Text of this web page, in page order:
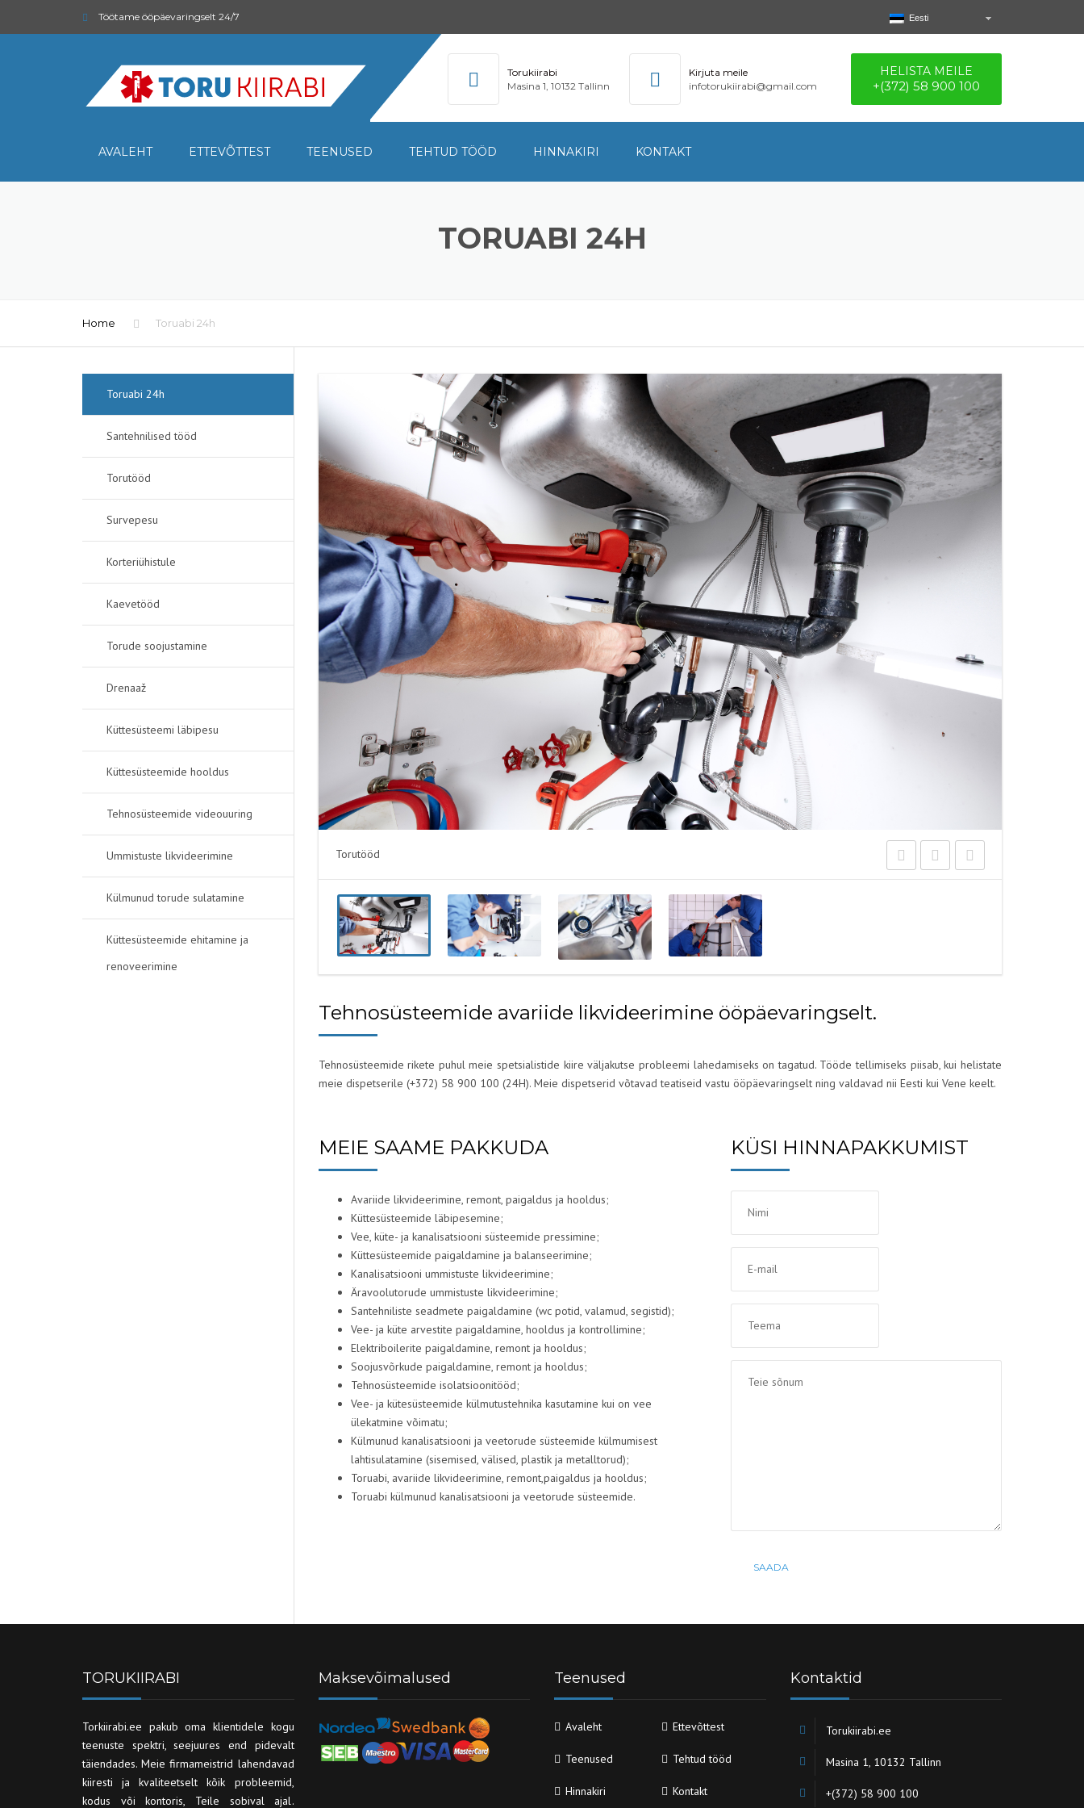
Töötame ööpäevaringselt 24/7 Eesti
Torukiirabi
Masina 1, 10132 Tallinn
Kirjuta meile
infotorukiirabi@gmail.com
HELISTA MEILE
+(372) 58 900 100
AVALEHT ETTEVÕTTEST TEENUSED
KÜTTESÜSTEEMIDE HOOLDUS
TORUTÖÖD
TORUDE SOOJUSTAMINE
TORUDE SULATAMINE
KAEVETÖÖD
KÜTTESÜSTEEMIDE EHITAMINE
VIDEOUURING
UMMISTUSTE LIKVIDEERIMINE
TEHTUD TÖÖD HINNAKIRI KONTAKT
TORUABI 24H
Home Toruabi 24h
Toruabi 24h
Santehnilised tööd
Torutööd
Survepesu
Korteriühistule
Kaevetööd
Torude soojustamine
Drenaaž
Küttesüsteemi läbipesu
Küttesüsteemide hooldus
Tehnosüsteemide videouuring
Ummistuste likvideerimine
Külmunud torude sulatamine
Küttesüsteemide ehitamine ja
renoveerimine
Torutööd
Tehnosüsteemide avariide likvideerimine ööpäevaringselt.
Tehnosüsteemide rikete puhul meie spetsialistide kiire väljakutse probleemi lahedamiseks on tagatud. Tööde tellimiseks piisab, kui helistate
meie dispetserile (+372) 58 900 100 (24H). Meie dispetserid võtavad teatiseid vastu ööpäevaringselt ning valdavad nii Eesti kui Vene keelt.
MEIE SAAME PAKKUDA
Avariide likvideerimine, remont, paigaldus ja hooldus;
Küttesüsteemide läbipesemine;
Vee, küte- ja kanalisatsiooni süsteemide pressimine;
Küttesüsteemide paigaldamine ja balanseerimine;
Kanalisatsiooni ummistuste likvideerimine;
Äravoolutorude ummistuste likvideerimine;
Santehniliste seadmete paigaldamine (wc potid, valamud, segistid);
Vee- ja küte arvestite paigaldamine, hooldus ja kontrollimine;
Elektriboilerite paigaldamine, remont ja hooldus;
Soojusvõrkude paigaldamine, remont ja hooldus;
Tehnosüsteemide isolatsioonitööd;
Vee- ja kütesüsteemide külmutustehnika kasutamine kui on vee
ülekatmine võimatu;
Külmunud kanalisatsiooni ja veetorude süsteemide külmumisest
lahtisulatamine (sisemised, välised, plastik ja metalltorud);
Toruabi, avariide likvideerimine, remont,paigaldus ja hooldus;
Toruabi külmunud kanalisatsiooni ja veetorude süsteemide.
KÜSI HINNAPAKKUMIST
TORUKIIRABI
Torkiirabi.ee pakub oma klientidele kogu
teenuste spektri, seejuures end pidevalt
täiendades. Meie firmameistrid lahendavad
kiiresti ja kvaliteetselt kõik probleemid,
kodus või kontoris, Teile sobival ajal.
Maksevõimalused Teenused
Avaleht Ettevõttest
Teenused Tehtud tööd
Hinnakiri Kontakt
Kontaktid
Torukiirabi.ee
Masina 1, 10132 Tallinn
+(372) 58 900 100